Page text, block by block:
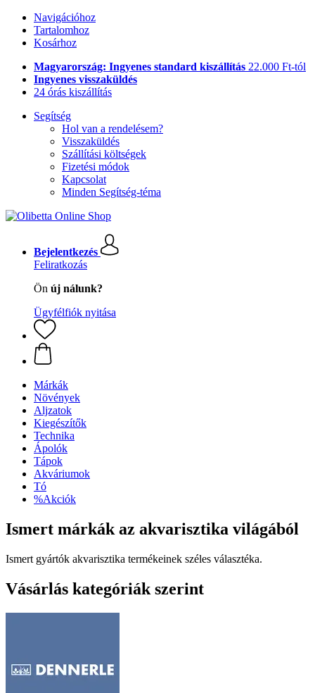
Navigációhoz
Tartalomhoz
Kosárhoz
Magyarország: Ingyenes standard kiszállítás 22.000 Ft-tól
Ingyenes visszaküldés
24 órás kiszállítás
Segítség
Hol van a rendelésem?
Visszaküldés
Szállítási költségek
Fizetési módok
Kapcsolat
Minden Segítség-téma
Bejelentkezés
Feliratkozás
Ön új nálunk?
Ügyfélfiók nyitása
Márkák
Növények
Aljzatok
Kiegészítők
Technika
Ápolók
Tápok
Akváriumok
Tó
%Akciók
Ismert márkák az akvarisztika világából
Ismert gyártók akvarisztika termékeinek széles választéka.
Vásárlás kategóriák szerint